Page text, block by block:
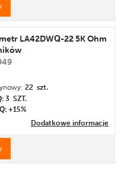
LA42DWQ-22 5K Ohm
22 szt.
3 SZT.
+15%
Dodatkowe informacje